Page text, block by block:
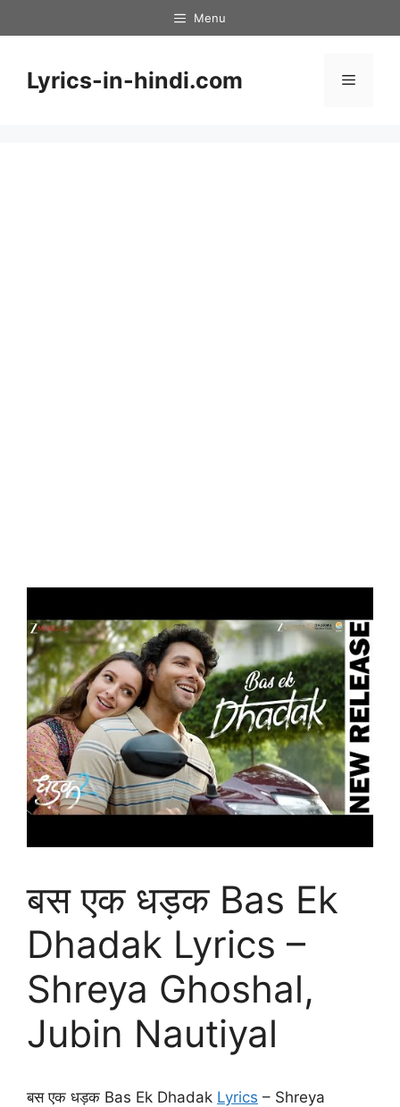
to
Menu
Lyrics-in-hindi.com Menu
बस एक धड़क Bas Ek
Dhadak Lyrics –
Shreya Ghoshal,
Jubin Nautiyal
बस एक धड़क Bas Ek Dhadak Lyrics – Shreya